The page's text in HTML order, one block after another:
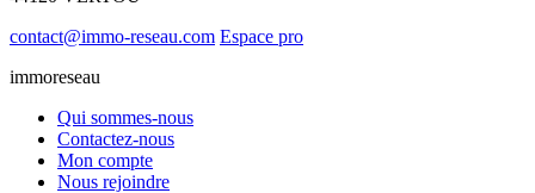
contact@immo-reseau.com Espace pro
immoreseau
Qui sommes-nous
Contactez-nous
Mon compte
Nous rejoindre